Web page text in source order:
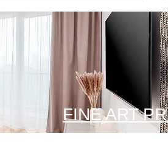
FINE ART